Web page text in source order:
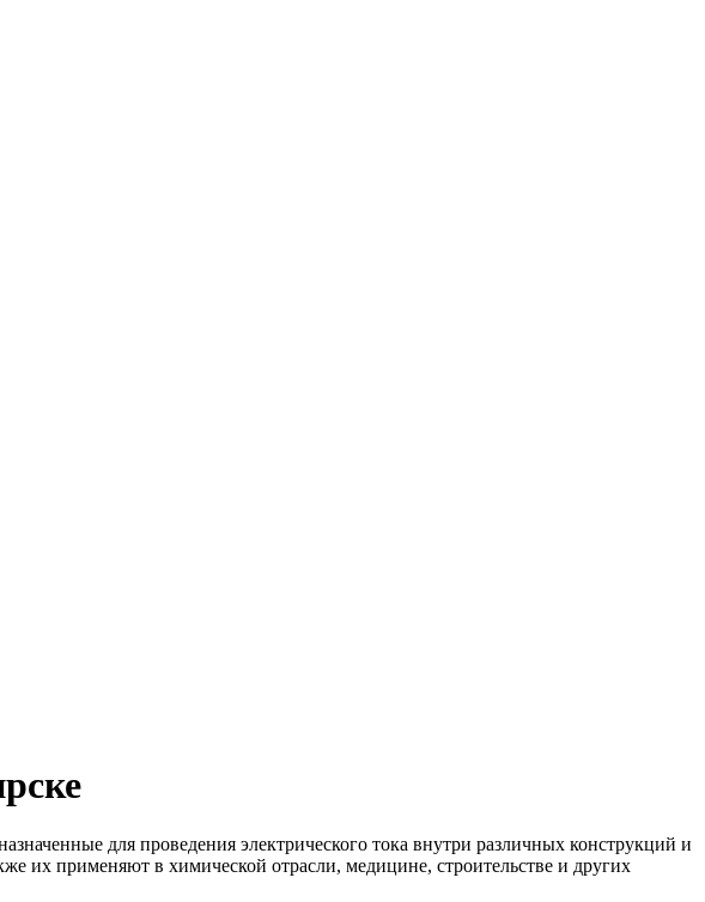
для проведения электрического тока внутри различных конструкций и
их применяют в химической отрасли, медицине, строительстве и других